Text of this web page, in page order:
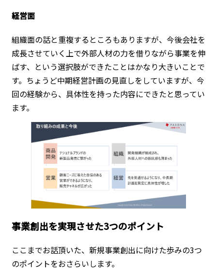
経営面
組織面の話と重複するところもありますが、今後会社を
成長させていく上で外部人材の力を借りながら事業を伸
ばす、という選択肢ができたことはかなり大きいことで
す。ちょうど中期経営計画の見直しをしていますが、今
回の経験から、具体性を持った内容にできたと思ってい
ます。
事業創出を実現させた3つのポイント
ここまでお話頂いた、新規事業創出に向けた歩みの3つ
のポイントをおさらいします。